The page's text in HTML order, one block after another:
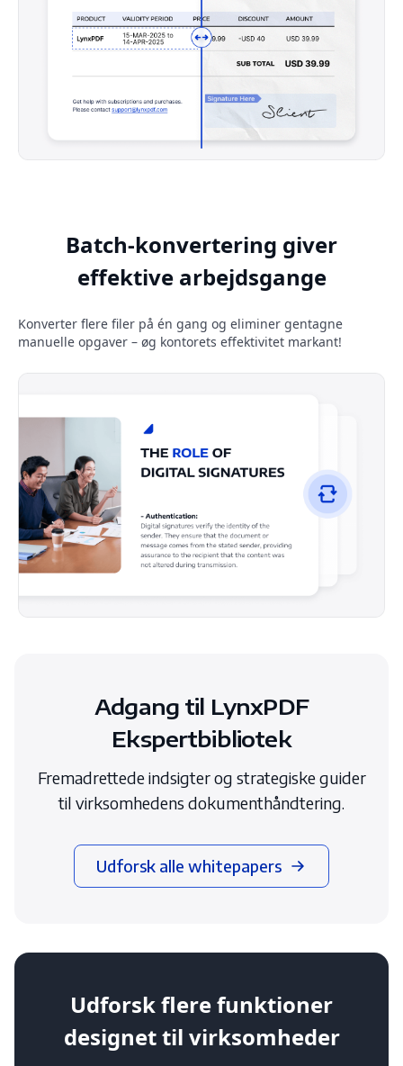
Batch-konvertering giver
effektive arbejdsgange
Konverter flere filer på én gang og eliminer gentagne
manuelle opgaver – øg kontorets effektivitet markant!
Adgang til LynxPDF
Ekspertbibliotek
Fremadrettede indsigter og strategiske guider
til virksomhedens dokumenthåndtering.
Udforsk alle whitepapers
Udforsk flere funktioner
designet til virksomheder